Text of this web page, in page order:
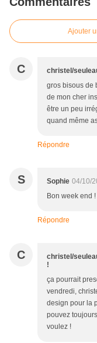
Ajouter
C christel/
gros bisous de
de mon cher
être un peu
quand même
Répondre
S Sophie 04/10/
Bon week end
Répondre
C
christel/
!
ça pourrait
vendredi,
design pour la
pouvez
voulez !